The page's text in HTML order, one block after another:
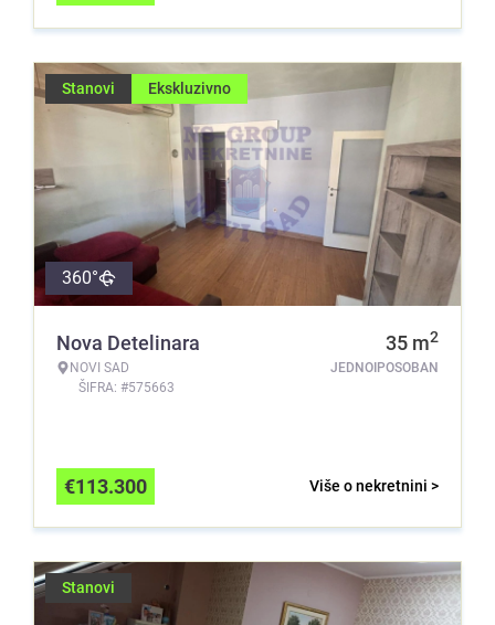
Stanovi Ekskluzivno
360°
Nova Detelinara
NOVI SAD
ŠIFRA: #575663
35 m2
JEDNOIPOSOBAN
Više o nekretnini >
€113.300
Stanovi